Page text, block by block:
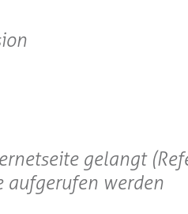
gelangt
aufgerufen werden